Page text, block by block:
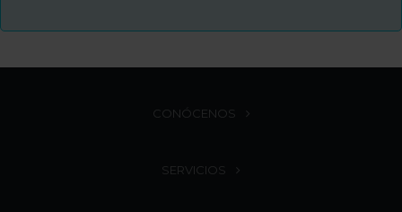
CONÓCENOS
SERVICIOS